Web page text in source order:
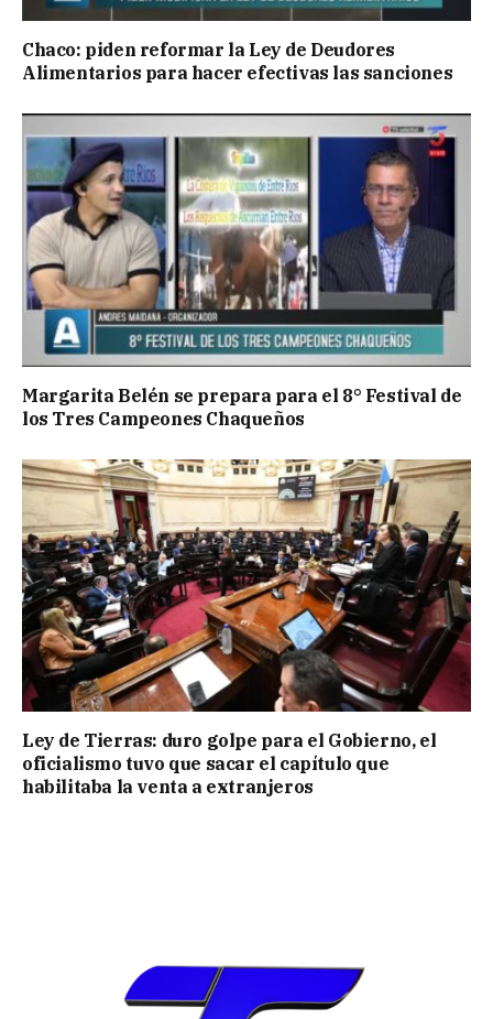
Chaco: piden reformar la Ley de Deudores
Alimentarios para hacer efectivas las sanciones
Margarita Belén se prepara para el 8° Festival de
los Tres Campeones Chaqueños
Ley de Tierras: duro golpe para el Gobierno, el
oficialismo tuvo que sacar el capítulo que
habilitaba la venta a extranjeros